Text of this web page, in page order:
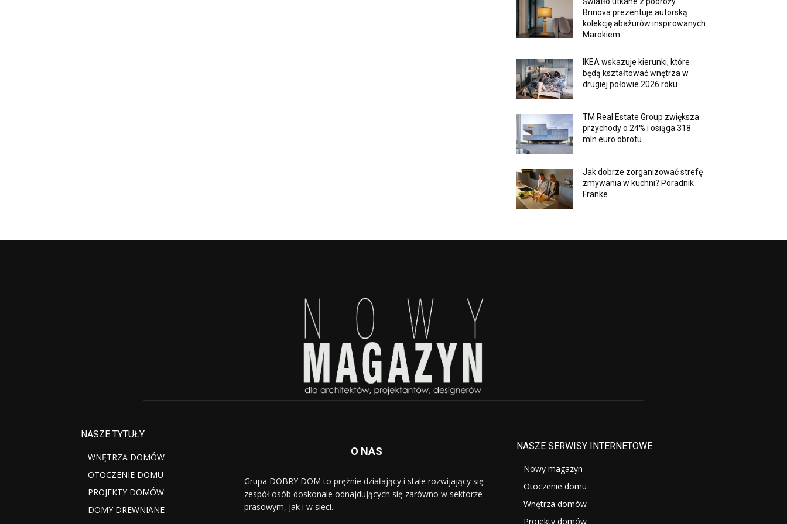
Brinova prezentuje autorską
kolekcję abażurów inspirowanych
Marokiem
IKEA wskazuje kierunki, które
będą kształtować wnętrza w
drugiej połowie 2026 roku
TM Real Estate Group zwiększa
przychody o 24% i osiąga 318
mln euro obrotu
Jak dobrze zorganizować strefę
zmywania w kuchni? Poradnik
Franke
NASZE TYTUŁY
WNĘTRZA DOMÓW
OTOCZENIE DOMU
PROJEKTY DOMÓW
DOMY DREWNIANE
O NAS
Grupa DOBRY DOM to prężnie działający i stale rozwijający się
zespół osób doskonale odnajdujących się zarówno w sektorze
prasowym, jak i w sieci.
NASZE SERWISY INTERNETOWE
Nowy magazyn
Otoczenie domu
Wnętrza domów
Projekty domów